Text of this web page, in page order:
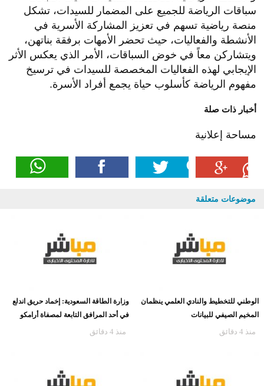
سباقات الرياضة للجميع على المضمار للسيدات، تشكل
منصة رياضية تسهم في تعزيز المشاركة الأسرية في
الأنشطة والفعاليات، حيث تحضر الأمهات برفقة بناتهن،
ويتشاركن معاً في خوض السباقات، الأمر الذي يعكس الأثر
الإيجابي لهذه الفعاليات المخصصة للسيدات في ترسيخ
مفهوم الرياضة كأسلوب حياة يجمع أفراد الأسرة.
أخبار ذات صلة
مساحة إعلانية
موضوعات متعلقة
الوطني للتخطيط والنادي العلمي ينظمان
المخيم الصيفي للبيانات
منذ 4 دقائق
وزارة الطاقة السعودية: إخماد حريق اندلع
في أحد المرافق التابعة لمصفاة أرامكو
منذ 4 دقائق